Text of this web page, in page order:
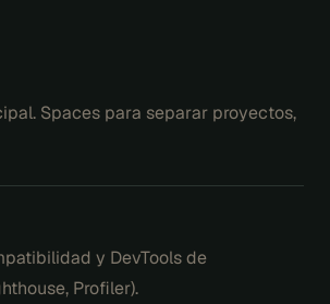
Spaces para separar proyectos,
y DevTools de
Profiler).